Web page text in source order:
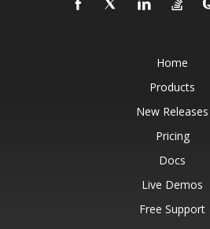
Home
Products
New Releases
Pricing
Docs
Live Demos
Free Support